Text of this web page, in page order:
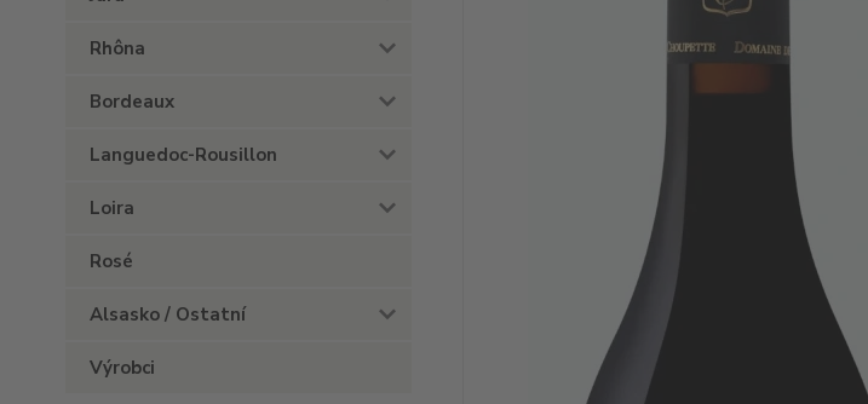
Rhôna
Bordeaux
Languedoc-Rousillon
Loira
Rosé
Alsasko / Ostatní
Výrobci